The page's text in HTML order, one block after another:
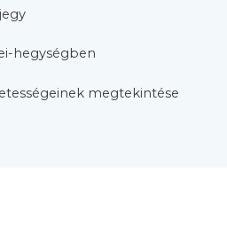
hegységben
megtekintése